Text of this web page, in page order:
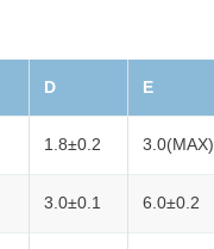
D E
1.8±0.2 3.0(MAX)
3.0±0.1 6.0±0.2